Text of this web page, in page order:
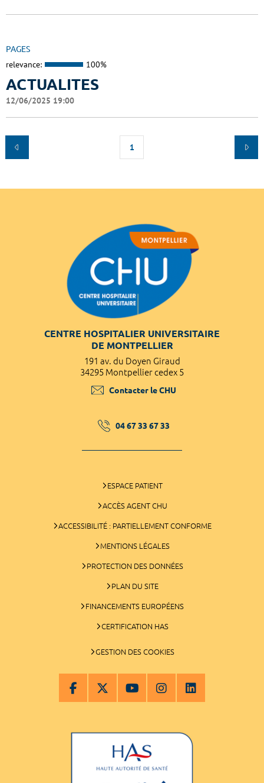
PAGES
relevance: 100%
ACTUALITES
12/06/2025 19:00
1
CENTRE HOSPITALIER UNIVERSITAIRE
DE MONTPELLIER
191 av. du Doyen Giraud
34295 Montpellier cedex 5
Contacter le CHU
04 67 33 67 33
ESPACE PATIENT
ACCÈS AGENT CHU
ACCESSIBILITÉ : PARTIELLEMENT CONFORME
MENTIONS LÉGALES
PROTECTION DES DONNÉES
PLAN DU SITE
FINANCEMENTS EUROPÉENS
CERTIFICATION HAS
GESTION DES COOKIES